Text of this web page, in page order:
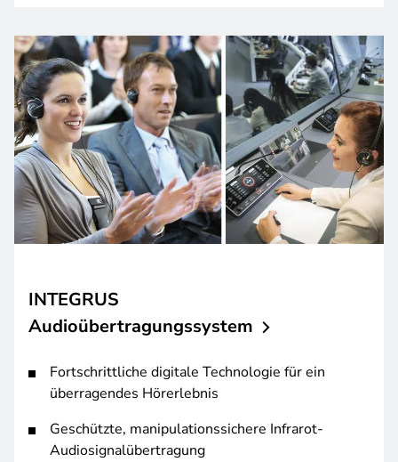
INTEGRUS
Audioübertragungssystem
Fortschrittliche digitale Technologie für ein
überragendes Hörerlebnis
Geschützte, manipulationssichere Infrarot-
Audiosignalübertragung